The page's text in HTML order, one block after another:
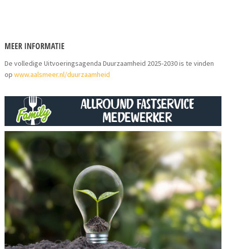
MEER INFORMATIE
De volledige Uitvoeringsagenda Duurzaamheid 2025-2030 is te vinden
opwww.aalsmeer.nl/duurzaamheid